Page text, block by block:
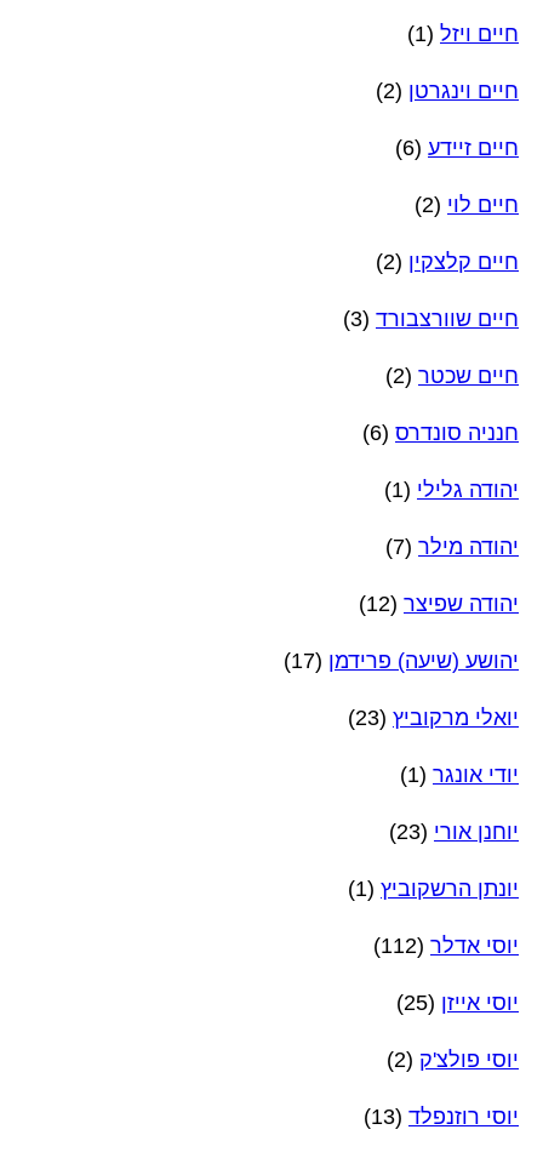
חיים ויזל (1)
חיים וינגרטן (2)
חיים זיידע (6)
חיים לוי (2)
חיים קלצקין (2)
חיים שוורצבורד (3)
חיים שכטר (2)
חנניה סונדרס (6)
יהודה גלילי (1)
יהודה מילר (7)
יהודה שפיצר (12)
יהושע (שיעה) פרידמן (17)
יואלי מרקוביץ (23)
יודי אונגר (1)
יוחנן אורי (23)
יונתן הרשקוביץ (1)
יוסי אדלר (112)
יוסי אייזן (25)
יוסי פולצ'ק (2)
יוסי רוזנפלד (13)